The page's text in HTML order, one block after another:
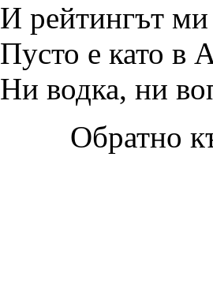
И рейтингът ми
Пусто е като в
Ни водка, ни
Обратно